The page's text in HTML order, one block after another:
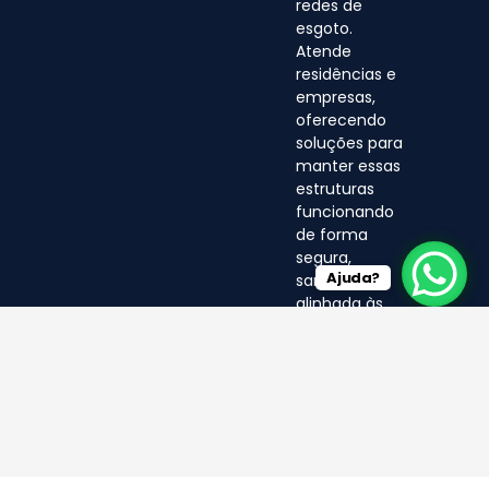
redes de
esgoto.
Atende
residências e
empresas,
oferecendo
soluções para
manter essas
estruturas
funcionando
de forma
segura,
sanitária e
alinhada às
Ajuda?